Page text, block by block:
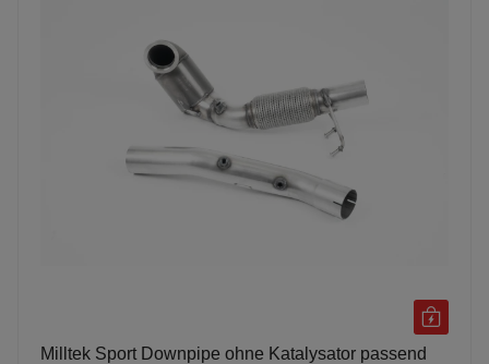
Milltek Sport Downpipe ohne Katalysator passend